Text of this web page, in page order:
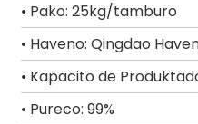
• Pako: 25kg/tamburo
• Haveno: Qingdao
• Kapacito de
• Pureco: 99%